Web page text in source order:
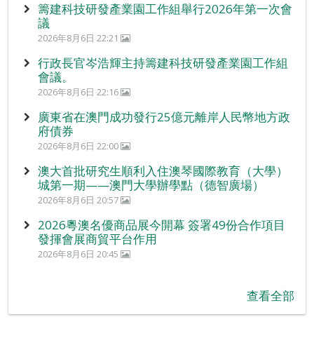
籌建科技研發產業園工作組舉行2026年第一次會
議
2026年8月6日 22:21
行政長官岑浩輝主持籌建科技研發產業園工作組
會議。
2026年8月6日 22:16
廣東省在澳門成功發行25億元離岸人民幣地方政
府債券
2026年8月6日 22:00
澳大首批研究生順利入住澳琴國際教育（大學）
城第一期——澳門大學辦學點（德智廣場）
2026年8月6日 20:57
2026粵澳名優商品展今開幕 簽署49份合作項目
發揮會展商貿平台作用
2026年8月6日 20:45
查看全部